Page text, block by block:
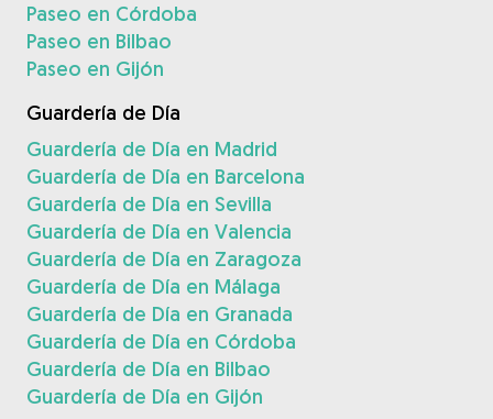
Paseo en Córdoba
Paseo en Bilbao
Paseo en Gijón
Guardería de Día
Guardería de Día en Madrid
Guardería de Día en Barcelona
Guardería de Día en Sevilla
Guardería de Día en Valencia
Guardería de Día en Zaragoza
Guardería de Día en Málaga
Guardería de Día en Granada
Guardería de Día en Córdoba
Guardería de Día en Bilbao
Guardería de Día en Gijón